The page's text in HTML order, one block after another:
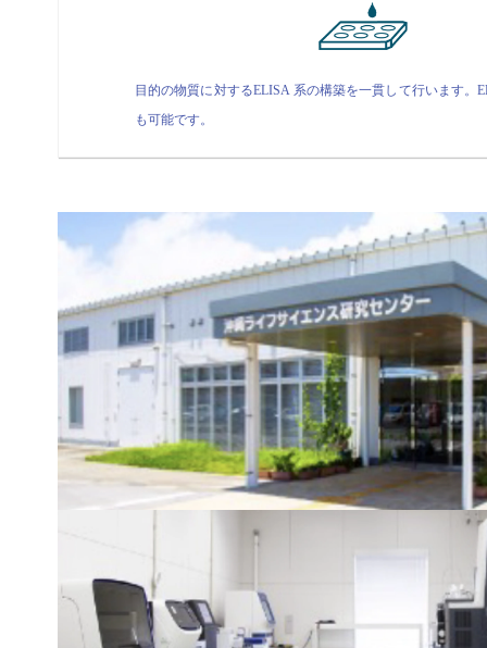
目的の物質に対するELISA 系の構築を一貫して行います。
も可能です。